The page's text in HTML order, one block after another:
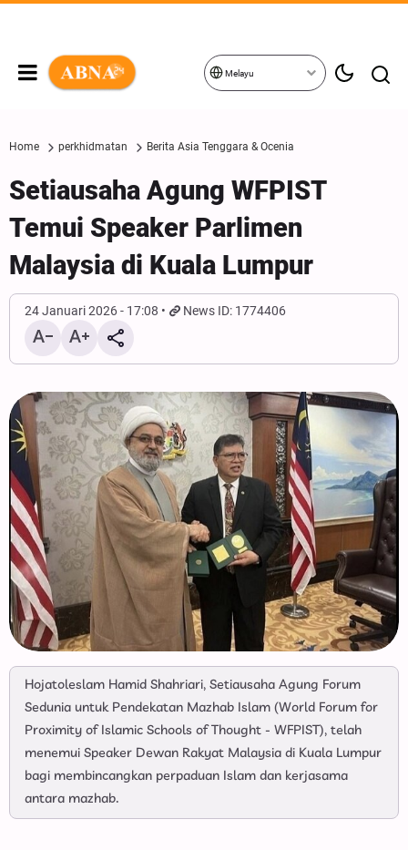
Melayu
Home perkhidmatan Berita Asia Tenggara & Ocenia
Setiausaha Agung WFPIST
Temui Speaker Parlimen
Malaysia di Kuala Lumpur
24 Januari 2026 - 17:08 News ID: 1774406
Hojatoleslam Hamid Shahriari, Setiausaha Agung Forum
Sedunia untuk Pendekatan Mazhab Islam (World Forum for
Proximity of Islamic Schools of Thought - WFPIST), telah
menemui Speaker Dewan Rakyat Malaysia di Kuala Lumpur
bagi membincangkan perpaduan Islam dan kerjasama
antara mazhab.